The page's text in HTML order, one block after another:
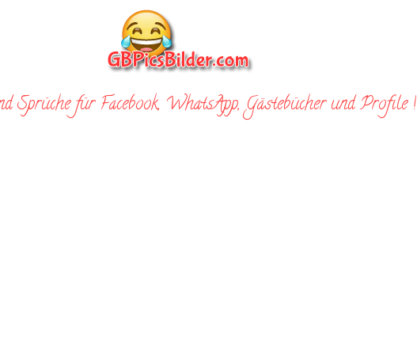
Sprüche für Facebook, WhatsApp, Gästebücher und Profile !